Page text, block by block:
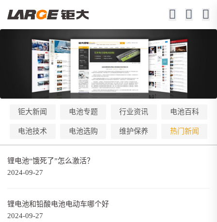
钜大新闻 电池专题 行业资讯 电池百科
电池技术 电池选购 维护保养 热门新闻
锂电池“饿死了”怎么激活？
2024-09-27
锂电池和铅酸电池电动车哪个好
2024-09-27